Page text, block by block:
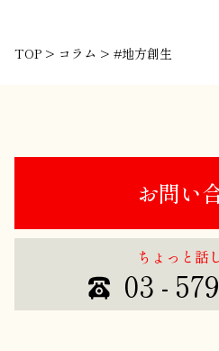
TOP > コラム > #地方創生
お問い
ちょっと話
03 -